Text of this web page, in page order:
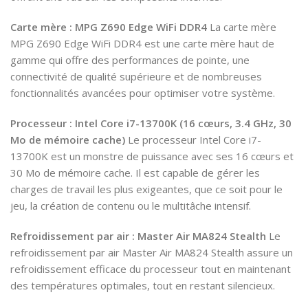
Carte mère : MPG Z690 Edge WiFi DDR4 La carte mère
MPG Z690 Edge WiFi DDR4 est une carte mère haut de
gamme qui offre des performances de pointe, une
connectivité de qualité supérieure et de nombreuses
fonctionnalités avancées pour optimiser votre système.
Processeur : Intel Core i7-13700K (16 cœurs, 3.4 GHz, 30
Mo de mémoire cache) Le processeur Intel Core i7-
13700K est un monstre de puissance avec ses 16 cœurs et
30 Mo de mémoire cache. Il est capable de gérer les
charges de travail les plus exigeantes, que ce soit pour le
jeu, la création de contenu ou le multitâche intensif.
Refroidissement par air : Master Air MA824 Stealth Le
refroidissement par air Master Air MA824 Stealth assure un
refroidissement efficace du processeur tout en maintenant
des températures optimales, tout en restant silencieux.